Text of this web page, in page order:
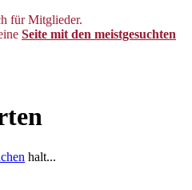
für Mitglieder.
Seite mit den meistgesuchten
halt...